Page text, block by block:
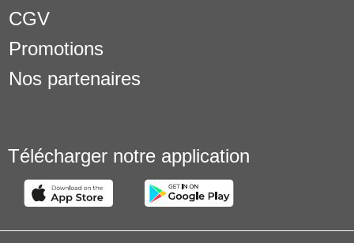
CGV
Promotions
Nos partenaires
Télécharger notre application